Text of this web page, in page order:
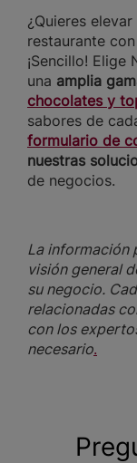
¿Quieres
restaurante
¡Sencillo! Elige
una amplia
chocolates y
sabores de
formulario de
nuestras
de negocios.
La información
visión general
su negocio.
relacionadas
con los
necesario.